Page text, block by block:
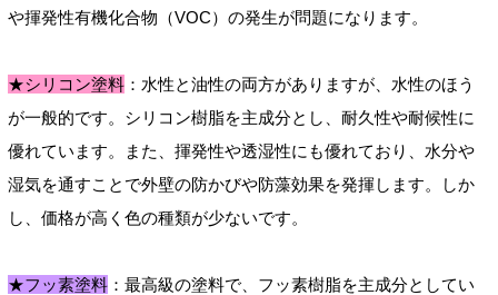
や揮発性有機化合物（VOC）の発生が問題になります。
★シリコン塗料 ：水性と油性の両方がありますが、水性のほう
が一般的です。シリコン樹脂を主成分とし、耐久性や耐候性に
優れています。また、揮発性や透湿性にも優れており、水分や
湿気を通すことで外壁の防かびや防藻効果を発揮します。しか
し、価格が高く色の種類が少ないです。
★フッ素塗料 ：最高級の塗料で、フッ素樹脂を主成分としてい